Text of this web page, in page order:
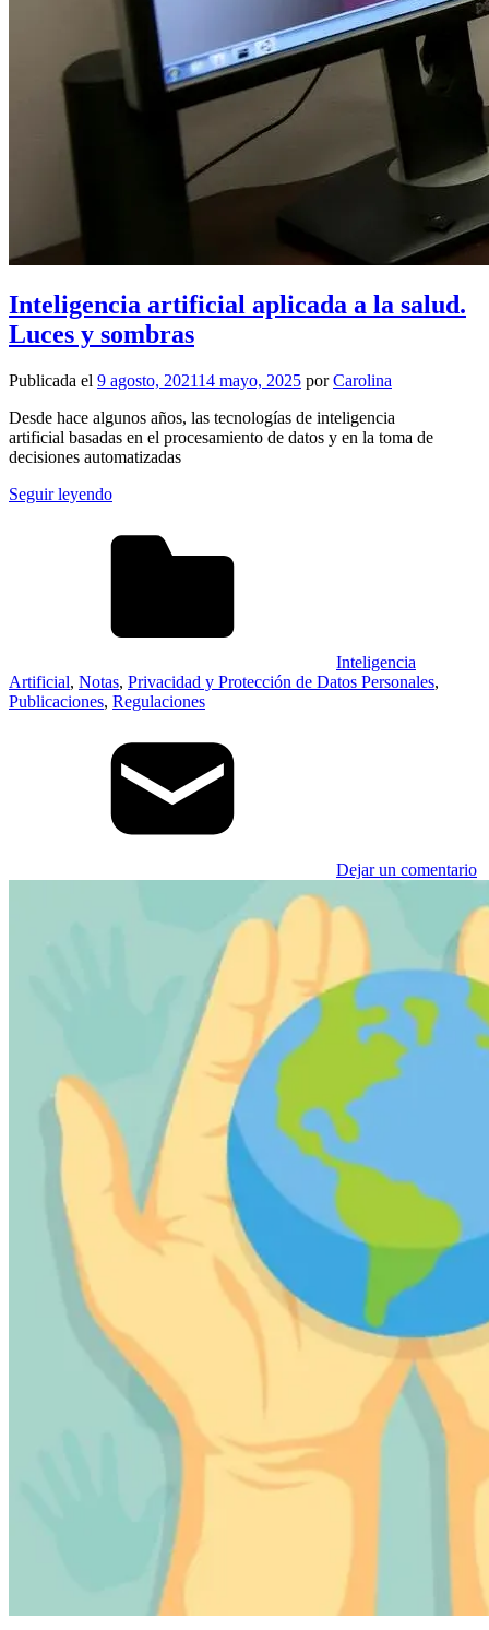
Inteligencia artificial aplicada a la salud.
Luces y sombras
Publicada el 9 agosto, 202114 mayo, 2025 porCarolina
Desde hace algunos años, las tecnologías de inteligencia
artificial basadas en el procesamiento de datos y en la toma de
decisiones automatizadas
Seguir leyendo
Inteligencia
Artificial, Notas, Privacidad y Protección de Datos Personales,
Publicaciones, Regulaciones
Dejar un comentario